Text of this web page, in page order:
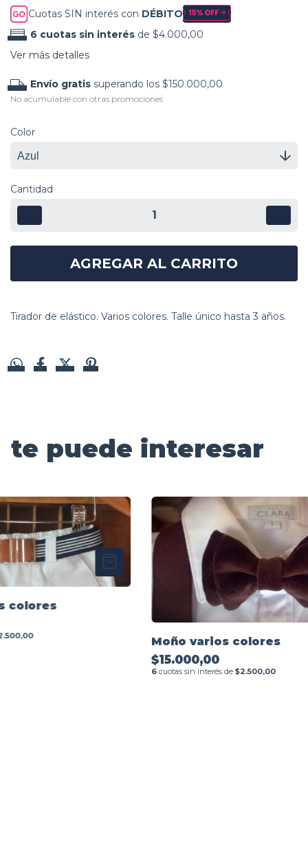
Cuotas SIN interés con DÉBITO
6 cuotas sin interésde $4.000,00
Ver más detalles
Envío gratis superando los $150.000,00
No acumulable con otras promociones
Color
Cantidad
Tirador de elástico. Varios colores. Talle único hasta 3 años.
te puede interesar
colores
Moño varios colores
$15.000,00
6 cuotas sin interés de$2.500,00